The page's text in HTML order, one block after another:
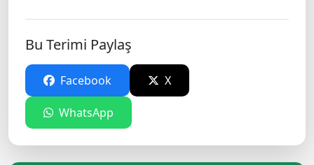
Bu Terimi Paylaş
Facebook X
WhatsApp